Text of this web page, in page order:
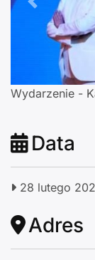
Poprzednie
Wydarzenie -
Data
28 lutego
Adres